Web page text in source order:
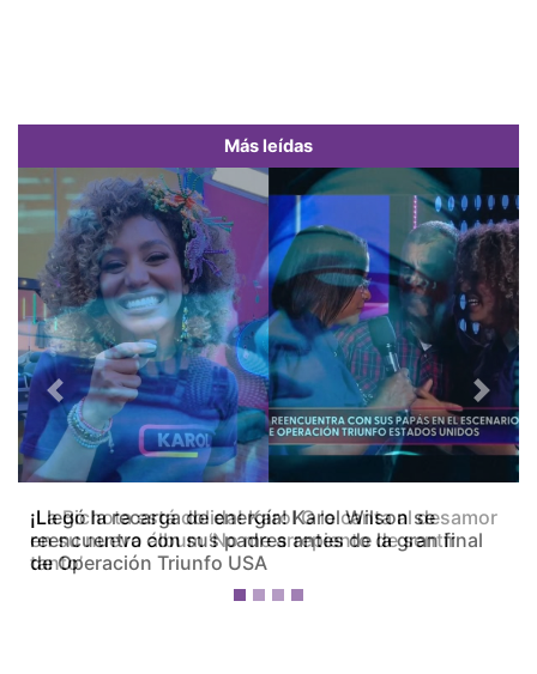
Más leídas
¡La Bichota está dolida! Karol G le canta al desamor
en su nuevo álbum ‘No me arrepiento de sentir
tanto’
Previous Next